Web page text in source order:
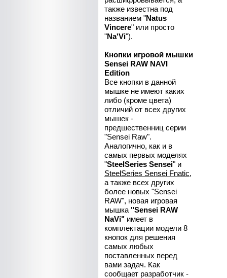
также известна под
названием "Natus
Vincere" или просто
"Na'Vi").
Кнопки игровой мышки
Sensei RAW NAVI
Edition
Все кнопки в данной
мышке не имеют каких
либо (кроме цвета)
отличий от всех других
мышек -
предшественниц серии
"Sensei Raw".
Аналогично, как и в
самых первых моделях
"SteelSeries Sensei" и
SteelSeries Sensei Fnatic,
а также всех других
более новых "Sensei
RAW", новая игровая
мышка "Sensei RAW
NaVi" имеет в
комплектации модели 8
кнопок для решения
самых любых
поставленных перед
вами задач. Как
сообщает разработчик -